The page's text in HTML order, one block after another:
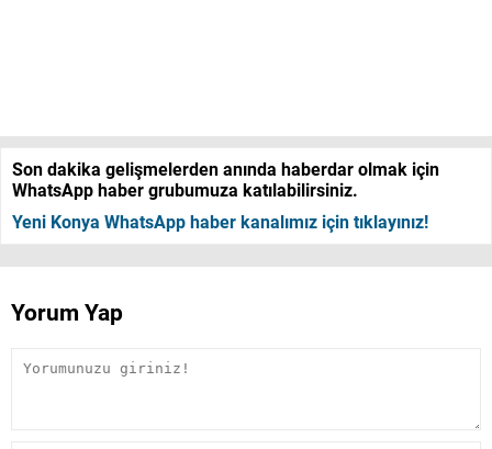
Son dakika gelişmelerden anında haberdar olmak için
WhatsApp haber grubumuza katılabilirsiniz.
Yeni Konya WhatsApp haber kanalımız için tıklayınız!
Yorum Yap